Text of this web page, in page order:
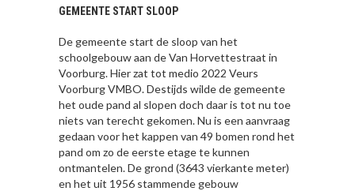
GEMEENTE START SLOOP
De gemeente start de sloop van het
schoolgebouw aan de Van Horvettestraat in
Voorburg. Hier zat tot medio 2022 Veurs
Voorburg VMBO. Destijds wilde de gemeente
het oude pand al slopen doch daar is tot nu toe
niets van terecht gekomen. Nu is een aanvraag
gedaan voor het kappen van 49 bomen rond het
pand om zo de eerste etage te kunnen
ontmantelen. De grond (3643 vierkante meter)
en het uit 1956 stammende gebouw